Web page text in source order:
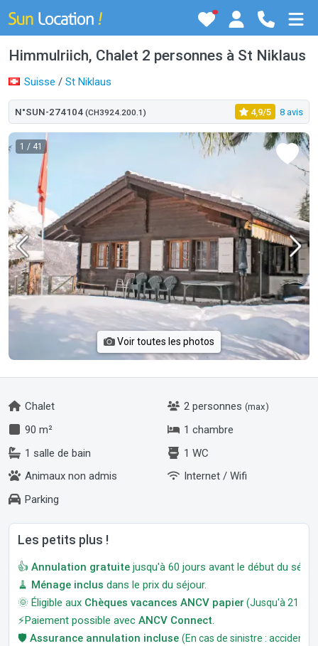
Himmulriich, Chalet 2 personnes à St Niklaus
Suisse / St Niklaus
N°SUN-274104 (CH3924.200.1) 4,9/5 8 avis
1 / 41
Voir toutes les photos
Chalet 2 personnes (max)
90 m²
1 chambre
1 salle de bain
1 WC
Animaux non admis
Internet / Wifi
Parking
Les petits plus !
👍 Annulation gratuite jusqu'à 60 jours avant le début du
🧹 Ménage inclus dans le prix du séjour.
🌞 Éligible aux Chèques vacances ANCV papier (Jusqu'à 21
⚡Paiement possible avec ANCV Connect.
🛡️ Assurance annulation incluse (En cas de sinistre : accident,